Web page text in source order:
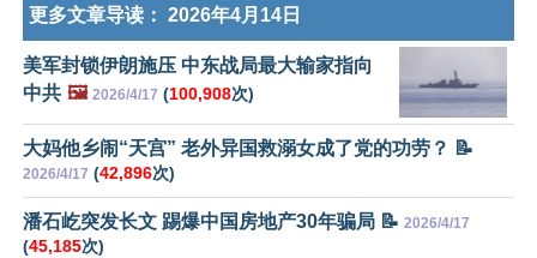
更多文章导读： 2026年4月14日
美军封锁伊朗施压 中东战局最大输家指向
中共 🖼️ 2026/4/17 (100,908次)
大妈他乡闹“天宫” 老外异国救溺女成了党的功劳？ 📝
2026/4/17 (42,896次)
潘石屹突发长文 踢爆中国房地产30年骗局 📝 2026/4/17
(45,185次)